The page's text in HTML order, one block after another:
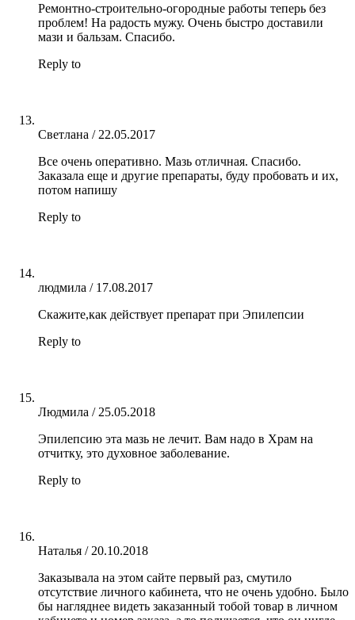
Ремонтно-строительно-огородные работы теперь без
проблем! На радость мужу. Очень быстро доставили
мази и бальзам. Спасибо.
Reply to
Светлана / 22.05.2017
Все очень оперативно. Мазь отличная. Спасибо.
Заказала еще и другие препараты, буду пробовать и их,
потом напишу
Reply to
людмила / 17.08.2017
Скажите,как действует препарат при Эпилепсии
Reply to
Людмила / 25.05.2018
Эпилепсию эта мазь не лечит. Вам надо в Храм на
отчитку, это духовное заболевание.
Reply to
Наталья / 20.10.2018
Заказывала на этом сайте первый раз, смутило
отсутствие личного кабинета, что не очень удобно. Было
бы нагляднее видеть заказанный тобой товар в личном